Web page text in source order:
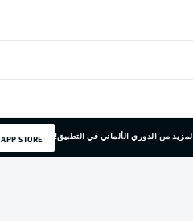
المزيد من الدوري الألماني في التطبيق! APP STORE